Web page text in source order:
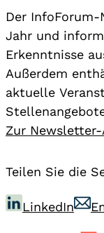
Der
Jahr und
Erkenntnisse
Außerdem
aktuelle
Zur
Teilen Sie die
LinkedIn